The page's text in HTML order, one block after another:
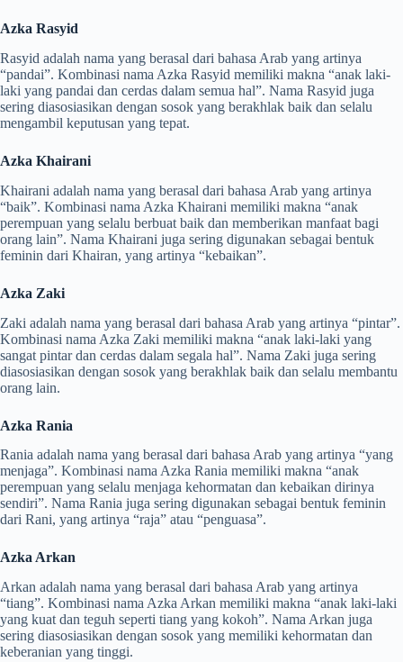
Azka Rasyid
Rasyid adalah nama yang berasal dari bahasa Arab yang artinya
“pandai”. Kombinasi nama Azka Rasyid memiliki makna “anak laki-
laki yang pandai dan cerdas dalam semua hal”. Nama Rasyid juga
sering diasosiasikan dengan sosok yang berakhlak baik dan selalu
mengambil keputusan yang tepat.
Azka Khairani
Khairani adalah nama yang berasal dari bahasa Arab yang artinya
“baik”. Kombinasi nama Azka Khairani memiliki makna “anak
perempuan yang selalu berbuat baik dan memberikan manfaat bagi
orang lain”. Nama Khairani juga sering digunakan sebagai bentuk
feminin dari Khairan, yang artinya “kebaikan”.
Azka Zaki
Zaki adalah nama yang berasal dari bahasa Arab yang artinya “pintar”.
Kombinasi nama Azka Zaki memiliki makna “anak laki-laki yang
sangat pintar dan cerdas dalam segala hal”. Nama Zaki juga sering
diasosiasikan dengan sosok yang berakhlak baik dan selalu membantu
orang lain.
Azka Rania
Rania adalah nama yang berasal dari bahasa Arab yang artinya “yang
menjaga”. Kombinasi nama Azka Rania memiliki makna “anak
perempuan yang selalu menjaga kehormatan dan kebaikan dirinya
sendiri”. Nama Rania juga sering digunakan sebagai bentuk feminin
dari Rani, yang artinya “raja” atau “penguasa”.
Azka Arkan
Arkan adalah nama yang berasal dari bahasa Arab yang artinya
“tiang”. Kombinasi nama Azka Arkan memiliki makna “anak laki-laki
yang kuat dan teguh seperti tiang yang kokoh”. Nama Arkan juga
sering diasosiasikan dengan sosok yang memiliki kehormatan dan
keberanian yang tinggi.